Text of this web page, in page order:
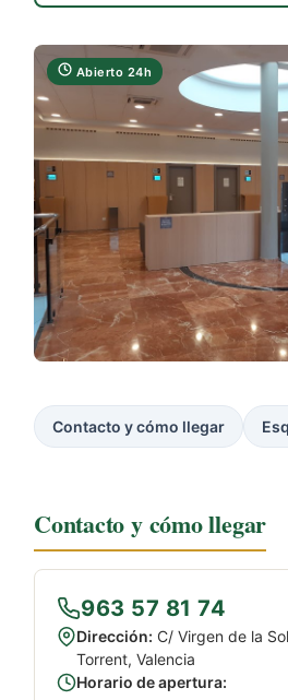
Abierto 24h
Contacto y cómo llegar
Contacto y cómo llegar
963 57 81 74
Dirección: C/ Virgen de la
Torrent, Valencia
Horario de apertura: